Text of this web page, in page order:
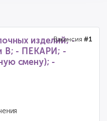
Вакансия#1
изделий; -
В; - ПЕКАРИ; -
смену); -